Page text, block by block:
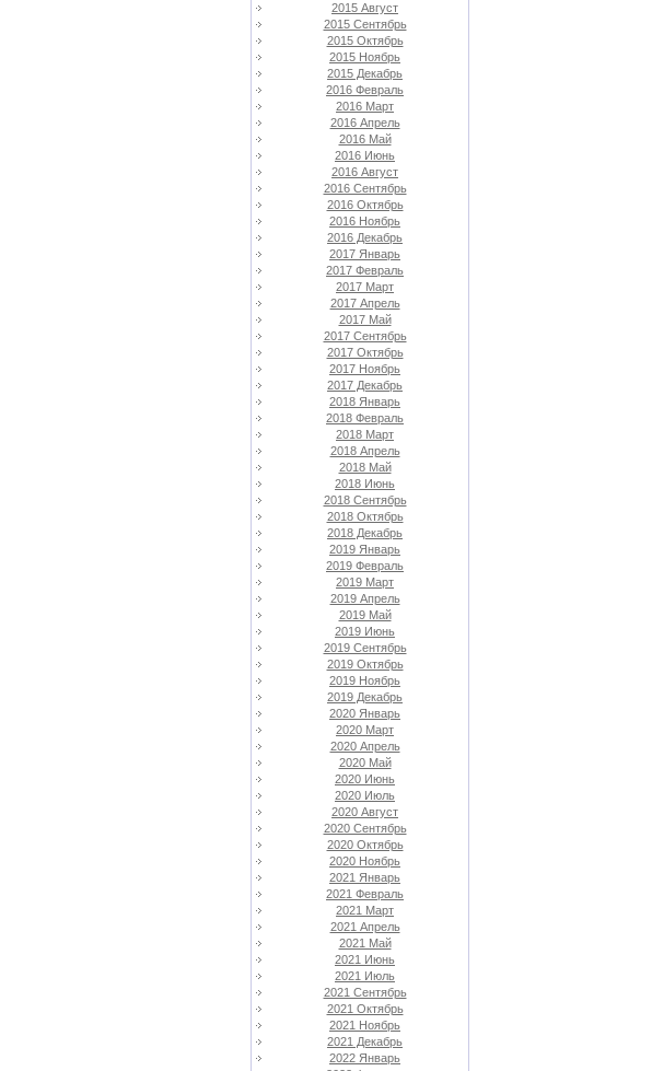
2015 Август
2015 Сентябрь
2015 Октябрь
2015 Ноябрь
2015 Декабрь
2016 Февраль
2016 Март
2016 Апрель
2016 Май
2016 Июнь
2016 Август
2016 Сентябрь
2016 Октябрь
2016 Ноябрь
2016 Декабрь
2017 Январь
2017 Февраль
2017 Март
2017 Апрель
2017 Май
2017 Сентябрь
2017 Октябрь
2017 Ноябрь
2017 Декабрь
2018 Январь
2018 Февраль
2018 Март
2018 Апрель
2018 Май
2018 Июнь
2018 Сентябрь
2018 Октябрь
2018 Декабрь
2019 Январь
2019 Февраль
2019 Март
2019 Апрель
2019 Май
2019 Июнь
2019 Сентябрь
2019 Октябрь
2019 Ноябрь
2019 Декабрь
2020 Январь
2020 Март
2020 Апрель
2020 Май
2020 Июнь
2020 Июль
2020 Август
2020 Сентябрь
2020 Октябрь
2020 Ноябрь
2021 Январь
2021 Февраль
2021 Март
2021 Апрель
2021 Май
2021 Июнь
2021 Июль
2021 Сентябрь
2021 Октябрь
2021 Ноябрь
2021 Декабрь
2022 Январь